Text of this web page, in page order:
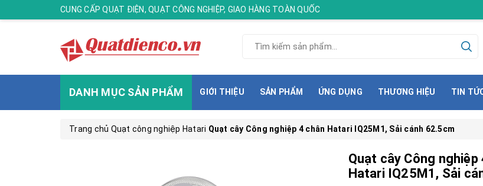
CUNG CẤP QUẠT ĐIỆN, QUẠT CÔNG NGHIỆP, GIAO HÀNG TOÀN QUỐC
DANH MỤC SẢN PHẨM GIỚI THIỆU SẢN PHẨM ỨNG DỤNG THƯƠNG HIỆU TIN
Trang chủ Quạt công nghiệp Hatari Quạt cây Công nghiệp 4 chân Hatari IQ25M1, Sải cánh 62.5cm
Quạt cây Công nghiệp
Hatari IQ25M1, Sải